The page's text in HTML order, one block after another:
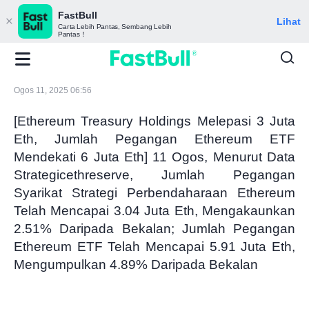
FastBull
Carta Lebih Pantas, Sembang Lebih
Pantas！
Lihat
Ogos 11, 2025 06:56
[Ethereum Treasury Holdings Melepasi 3 Juta
Eth, Jumlah Pegangan Ethereum ETF
Mendekati 6 Juta Eth] 11 Ogos, Menurut Data
Strategicethreserve, Jumlah Pegangan
Syarikat Strategi Perbendaharaan Ethereum
Telah Mencapai 3.04 Juta Eth, Mengakaunkan
2.51% Daripada Bekalan; Jumlah Pegangan
Ethereum ETF Telah Mencapai 5.91 Juta Eth,
Mengumpulkan 4.89% Daripada Bekalan